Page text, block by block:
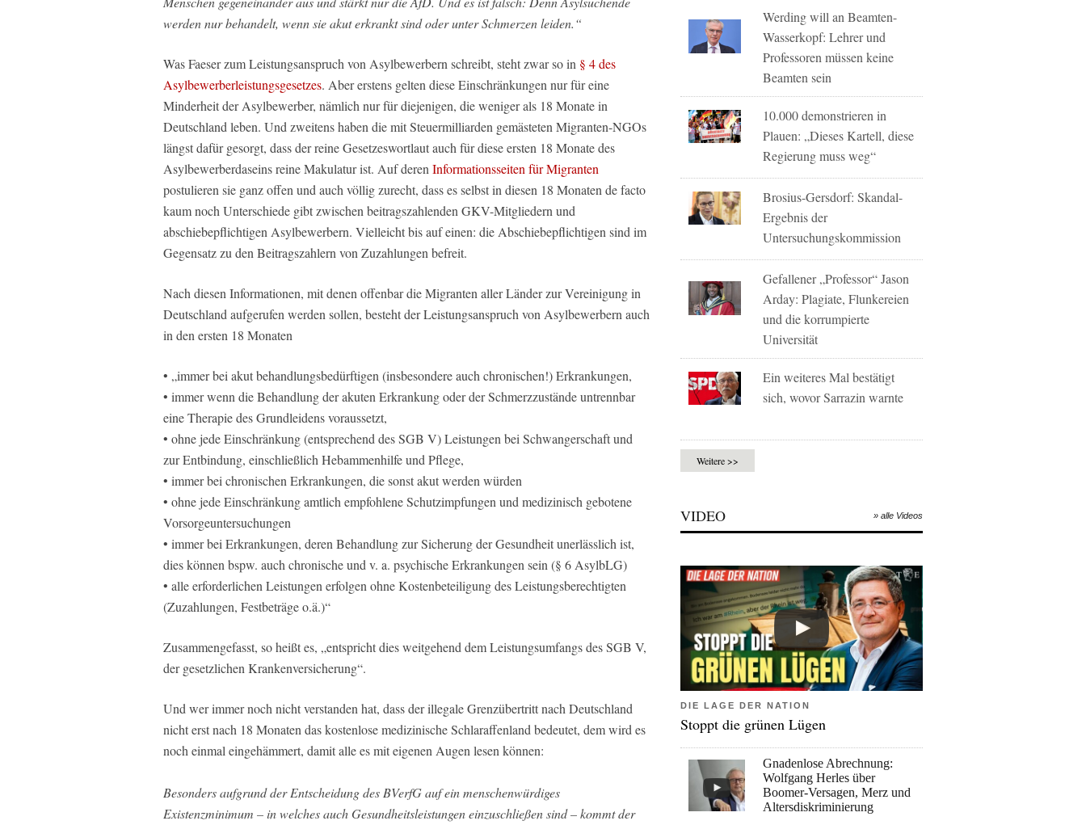
werden nur behandelt, wenn sie akut erkrankt sind oder unter Schmerzen leiden.“
Was Faeser zum Leistungsanspruch von Asylbewerbern schreibt, steht zwar so in § 4 des
Asylbewerberleistungsgesetzes. Aber erstens gelten diese Einschränkungen nur für eine
Minderheit der Asylbewerber, nämlich nur für diejenigen, die weniger als 18 Monate in
Deutschland leben. Und zweitens haben die mit Steuermilliarden gemästeten Migranten-NGOs
längst dafür gesorgt, dass der reine Gesetzeswortlaut auch für diese ersten 18 Monate des
Asylbewerberdaseins reine Makulatur ist. Auf derenInformationsseiten für Migranten
postulieren sie ganz offen und auch völlig zurecht, dass es selbst in diesen 18 Monaten de facto
kaum noch Unterschiede gibt zwischen beitragszahlenden GKV-Mitgliedern und
abschiebepflichtigen Asylbewerbern. Vielleicht bis auf einen: die Abschiebepflichtigen sind im
Gegensatz zu den Beitragszahlern von Zuzahlungen befreit.
Nach diesen Informationen, mit denen offenbar die Migranten aller Länder zur Vereinigung in
Deutschland aufgerufen werden sollen, besteht der Leistungsanspruch von Asylbewerbern auch
in den ersten 18 Monaten
• „immer bei akut behandlungsbedürftigen (insbesondere auch chronischen!) Erkrankungen,
• immer wenn die Behandlung der akuten Erkrankung oder der Schmerzzustände untrennbar
eine Therapie des Grundleidens voraussetzt,
• ohne jede Einschränkung (entsprechend des SGB V) Leistungen bei Schwangerschaft und
zur Entbindung, einschließlich Hebammenhilfe und Pflege,
• immer bei chronischen Erkrankungen, die sonst akut werden würden
• ohne jede Einschränkung amtlich empfohlene Schutzimpfungen und medizinisch gebotene
Vorsorgeuntersuchungen
• immer bei Erkrankungen, deren Behandlung zur Sicherung der Gesundheit unerlässlich ist,
dies können bspw. auch chronische und v. a. psychische Erkrankungen sein (§ 6 AsylbLG)
• alle erforderlichen Leistungen erfolgen ohne Kostenbeteiligung des Leistungsberechtigten
(Zuzahlungen, Festbeträge o.ä.)“
Zusammengefasst, so heißt es, „entspricht dies weitgehend dem Leistungsumfangs des SGB V,
der gesetzlichen Krankenversicherung“.
Und wer immer noch nicht verstanden hat, dass der illegale Grenzübertritt nach Deutschland
nicht erst nach 18 Monaten das kostenlose medizinische Schlaraffenland bedeutet, dem wird es
noch einmal eingehämmert, damit alle es mit eigenen Augen lesen können:
Besonders aufgrund der Entscheidung des BVerfG auf ein menschenwürdiges
Existenzminimum – in welches auch Gesundheitsleistungen einzuschließen sind – kommt der
Werding will an Beamten-
Wasserkopf: Lehrer und
Professoren müssen keine
Beamten sein
10.000 demonstrieren in
Plauen: „Dieses Kartell, diese
Regierung muss weg“
Brosius-Gersdorf: Skandal-
Ergebnis der
Untersuchungskommission
Gefallener „Professor“ Jason
Arday: Plagiate, Flunkereien
und die korrumpierte
Universität
Ein weiteres Mal bestätigt
sich, wovor Sarrazin warnte
Weitere >>
VIDEO » alle Videos
DIE LAGE DER NATION
Stoppt die grünen Lügen
Gnadenlose Abrechnung:
Wolfgang Herles über
Boomer-Versagen, Merz und
Altersdiskriminierung